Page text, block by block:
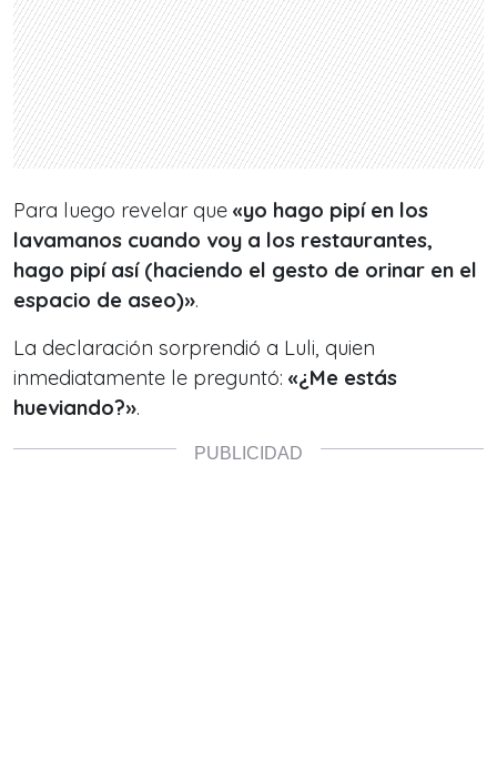
Para luego revelar que «yo hago pipí en los
lavamanos cuando voy a los restaurantes,
hago pipí así (haciendo el gesto de orinar en el
espacio de aseo)».
La declaración sorprendió a Luli, quien
inmediatamente le preguntó: «¿Me estás
hueviando?».